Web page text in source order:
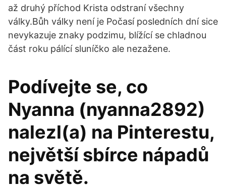
až druhý příchod Krista odstraní všechny
války.Bůh války není je Počasí posledních dní sice
nevykazuje znaky podzimu, blížící se chladnou
část roku pálící sluníčko ale nezažene.
Podívejte se, co
Nyanna (nyanna2892)
nalezl(a) na Pinterestu,
největší sbírce nápadů
na světě.